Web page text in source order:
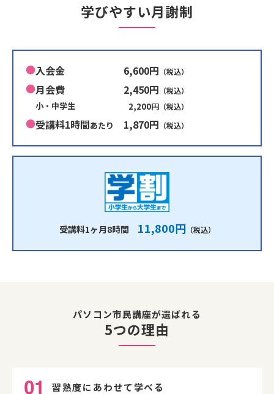
学びやすい月謝制
入会金 6,600円 （税込）
月会費
小・中学生
2,450円 （税込）
2,200円 （税込）
受講料1時間あたり 1,870円 （税込）
受講料1ヶ月8時間 11,800円 （税込）
パソコン市民講座が選ばれる
5つの理由
習熟度にあわせて学べる